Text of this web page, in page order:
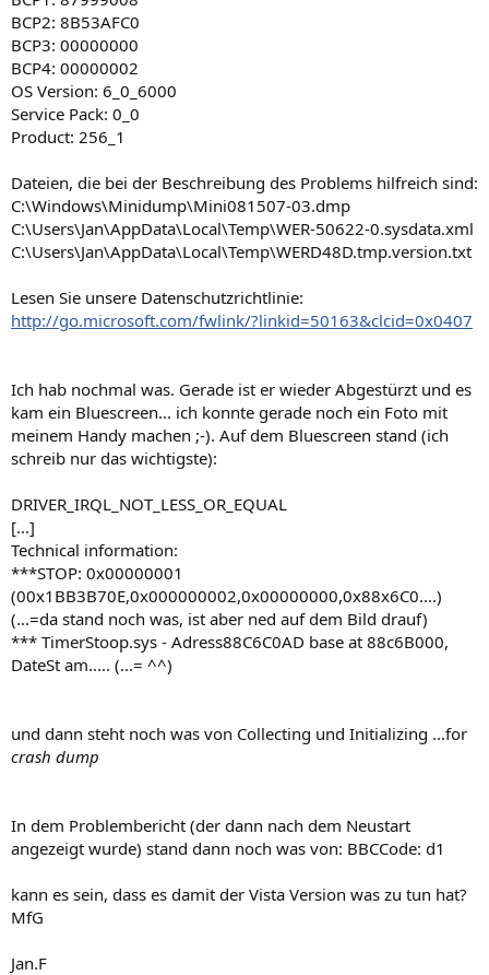
BCP2: 8B53AFC0
BCP3: 00000000
BCP4: 00000002
OS Version: 6_0_6000
Service Pack: 0_0
Product: 256_1
Dateien, die bei der Beschreibung des Problems hilfreich sind:
C:\Windows\Minidump\Mini081507-03.dmp
C:\Users\Jan\AppData\Local\Temp\WER-50622-0.sysdata.xml
C:\Users\Jan\AppData\Local\Temp\WERD48D.tmp.version.txt
Lesen Sie unsere Datenschutzrichtlinie:
http://go.microsoft.com/fwlink/?linkid=50163&clcid=0x0407
Ich hab nochmal was. Gerade ist er wieder Abgestürzt und es
kam ein Bluescreen... ich konnte gerade noch ein Foto mit
meinem Handy machen ;-). Auf dem Bluescreen stand (ich
schreib nur das wichtigste):
DRIVER_IRQL_NOT_LESS_OR_EQUAL
[...]
Technical information:
***STOP: 0x00000001
(00x1BB3B70E,0x000000002,0x00000000,0x88x6C0....)
(...=da stand noch was, ist aber ned auf dem Bild drauf)
*** TimerStoop.sys - Adress88C6C0AD base at 88c6B000,
DateSt am..... (...= ^^)
und dann steht noch was von Collecting und Initializing ...for
crash dump
In dem Problembericht (der dann nach dem Neustart
angezeigt wurde) stand dann noch was von: BBCCode: d1
kann es sein, dass es damit der Vista Version was zu tun hat?
MfG
Jan.F